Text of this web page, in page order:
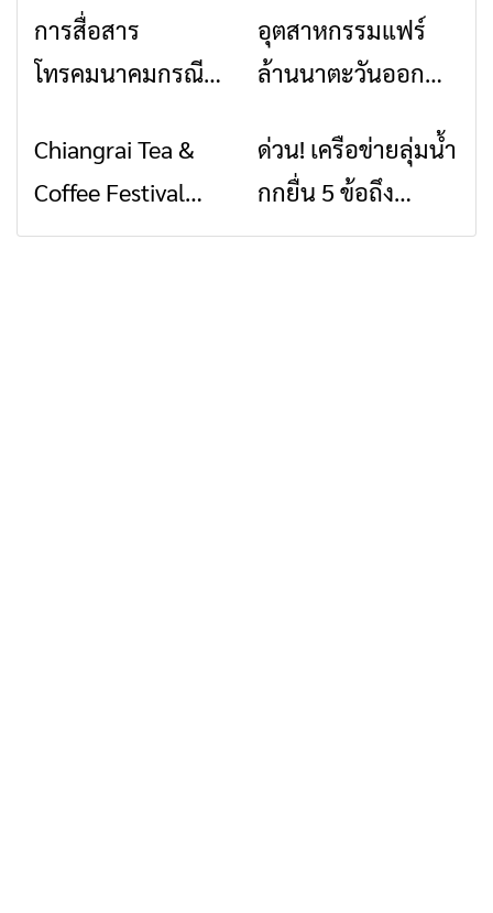
การสื่อสาร
โทรคมนาคมกรณีภัย
สัญญาณขาด การ
สื่อสารต้องไม่หยุด
ข่าวเชียงราย
อุตสาหกรรมแฟร์
ล้านนาตะวันออก
สินค้าเด่น และเสน่ห์
วัฒนธรรมจาก 4
จังหวัด เชียงราย
ข่าวเชียงราย
Chiangrai Tea &
Coffee Festival
2026
ข่าวเชียงราย
ด่วน! เครือข่ายลุ่มน้ำ
กกยื่น 5 ข้อถึง
รัฐบาล จี้นายกฯ ลง